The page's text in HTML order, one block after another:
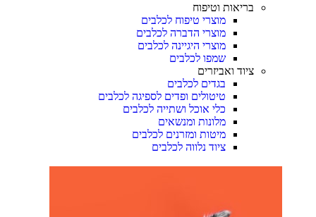
בריאות וטיפוח
מוצרי טיפוח לכלבים
מוצרי הדברה לכלבים
מוצרי היגיינה לכלבים
שמפו לכלבים
ציוד ואביזרים
בגדים לכלבים
טיטולים ופדים לספיגה לכלבים
כלי אוכל ושתייה לכלבים
מלונות ומנשאים
מיטות ומזרנים לכלבים
ציוד נלווה לכלבים